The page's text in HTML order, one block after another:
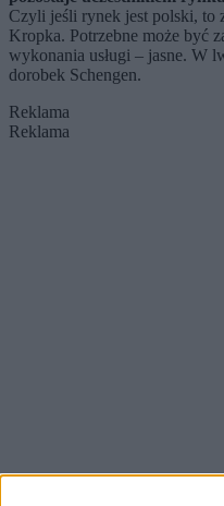
Czyli jeśli rynek jest polski, to
Kropka. Potrzebne może być
wykonania usługi – jasne. W
dorobek Schengen.
Reklama
Reklama